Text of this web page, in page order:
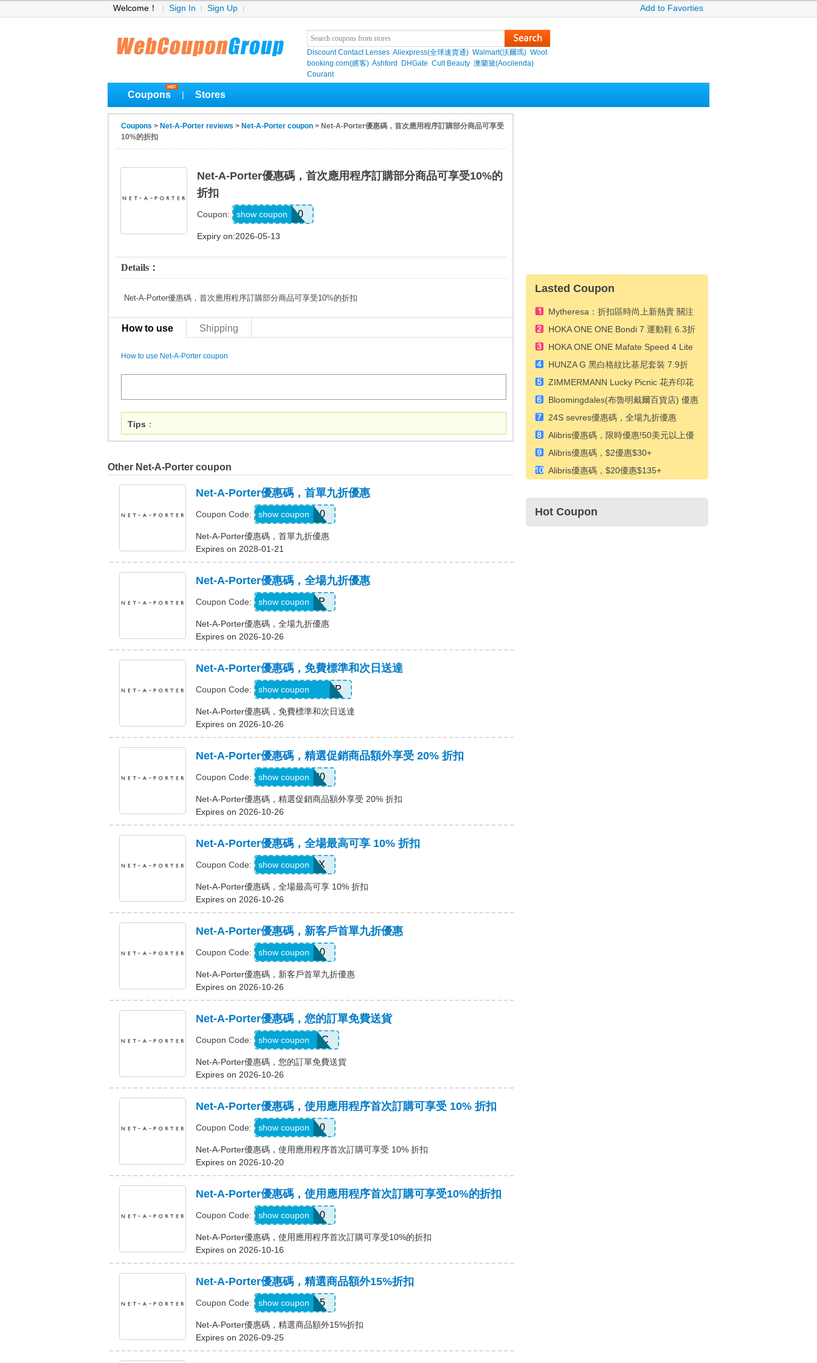
Welcome！ Sign In Sign Up Add to Favorties
Discount Contact Lenses Aliexpress(全球速賣通) Walmart(沃爾瑪) Woot
booking.com(繽客) Ashford DHGate Cult Beauty 澳蘭黛(Aocilenda)
Courant
Coupons Stores
Coupons > Net-A-Porter reviews > Net-A-Porter coupon > Net-A-Porter優惠碼，首次應用程序訂購部分商品可享受
10%的折扣
Net-A-Porter優惠碼，首次應用程序訂購部分商品可享受10%的
折扣
Coupon: APP10
show coupon
Expiry on:2026-05-13
Details：
Net-A-Porter優惠碼，首次應用程序訂購部分商品可享受10%的折扣
How to use Shipping
How to use Net-A-Porter coupon
Tips ：
Other Net-A-Porter coupon
Net-A-Porter優惠碼，首單九折優惠
Coupon Code: FIRST10
show coupon
Net-A-Porter優惠碼，首單九折優惠
Expires on 2028-01-21
Net-A-Porter優惠碼，全場九折優惠
Coupon Code: NAP108LCP
show coupon
Net-A-Porter優惠碼，全場九折優惠
Expires on 2026-10-26
Net-A-Porter優惠碼，免費標準和次日送達
Coupon Code: GOLDFREESHIP
show coupon
Net-A-Porter優惠碼，免費標準和次日送達
Expires on 2026-10-26
Net-A-Porter優惠碼，精選促銷商品額外享受 20% 折扣
Coupon Code: FLASH20
show coupon
Net-A-Porter優惠碼，精選促銷商品額外享受 20% 折扣
Expires on 2026-10-26
Net-A-Porter優惠碼，全場最高可享 10% 折扣
Coupon Code: NAP10FPX
show coupon
Net-A-Porter優惠碼，全場最高可享 10% 折扣
Expires on 2026-10-26
Net-A-Porter優惠碼，新客戶首單九折優惠
Coupon Code: FIRST10
show coupon
Net-A-Porter優惠碼，新客戶首單九折優惠
Expires on 2026-10-26
Net-A-Porter優惠碼，您的訂單免費送貨
Coupon Code: FREESHIPCC
show coupon
Net-A-Porter優惠碼，您的訂單免費送貨
Expires on 2026-10-26
Net-A-Porter優惠碼，使用應用程序首次訂購可享受 10% 折扣
Coupon Code: APP10
show coupon
Net-A-Porter優惠碼，使用應用程序首次訂購可享受 10% 折扣
Expires on 2026-10-20
Net-A-Porter優惠碼，使用應用程序首次訂購可享受10%的折扣
Coupon Code: APP10
show coupon
Net-A-Porter優惠碼，使用應用程序首次訂購可享受10%的折扣
Expires on 2026-10-16
Net-A-Porter優惠碼，精選商品額外15%折扣
Coupon Code: FLASH15
show coupon
Net-A-Porter優惠碼，精選商品額外15%折扣
Expires on 2026-09-25
Lasted Coupon
Mytheresa：折扣區時尚上新熱賣 關注
TOTEME、ZIMMERMAN 等 享額外9折
HOKA ONE ONE Bondi 7 運動鞋 6.3折
HK$828（約714.81元）
HOKA ONE ONE Mafate Speed 4 Lite
紫色運動鞋 6.3折 HK$918（約792.51
元）
HUNZA G 黑白格紋比基尼套裝 7.9折
HK$1089（約938.61元）
ZIMMERMANN Lucky Picnic 花卉印花
連衣裙 6.3折 HK$4806（約4142.29
元）
Bloomingdales(布魯明戴爾百貨店) 優惠
碼，下次購買可享受 15% 折扣
24S sevres優惠碼，全場九折優惠
Alibris優惠碼，限時優惠!50美元以上優
惠5美元
Alibris優惠碼，$2優惠$30+
Alibris優惠碼，$20優惠$135+
Hot Coupon